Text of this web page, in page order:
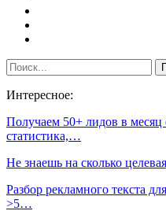
Интересное:
Получаем 50+ лидов в месяц
статистика,…
Не знаешь на сколько
Разбор рекламного текста
>5…